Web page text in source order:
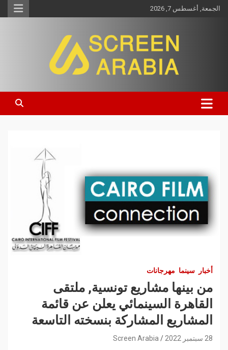
الجمعة, أغسطس 7, 2026
Screen Arabia
أخبار سينما مهرجانات
من بينها مشاريع تونسية, ملتقى
القاهرة السينمائي يعلن عن قائمة
المشاريع المشاركة بنسخته التاسعة ‏
28 سبتمبر 2022 Screen Arabia